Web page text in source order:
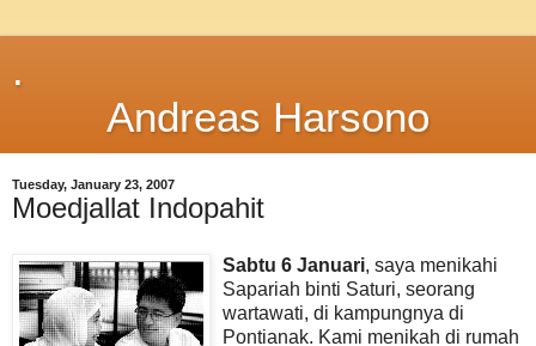
.
Andreas Harsono
Tuesday, January 23, 2007
Moedjallat Indopahit
Sabtu 6 Januari, saya menikahi
Sapariah binti Saturi, seorang
wartawati, di kampungnya di
Pontianak. Kami menikah di rumah